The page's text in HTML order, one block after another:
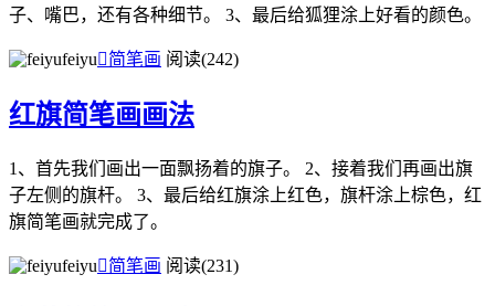
子、嘴巴，还有各种细节。 3、最后给狐狸涂上好看的颜色。
feiyu简笔画 阅读(242)
红旗简笔画画法
1、首先我们画出一面飘扬着的旗子。 2、接着我们再画出旗
子左侧的旗杆。 3、最后给红旗涂上红色，旗杆涂上棕色，红
旗简笔画就完成了。
feiyu简笔画 阅读(231)